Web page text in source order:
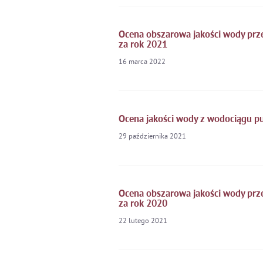
Ocena obszarowa jakości wody
za rok 2021
16 marca 2022
Ocena jakości wody z wodociągu
29 października 2021
Ocena obszarowa jakości wody
za rok 2020
22 lutego 2021